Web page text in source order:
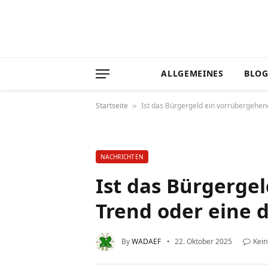
ALLGEMEINES BLOG
Startseite » Ist das Bürgergeld ein
NACHRICHTEN
Ist das
Trend oder eine
ByWADAEF 22. Oktober 2025